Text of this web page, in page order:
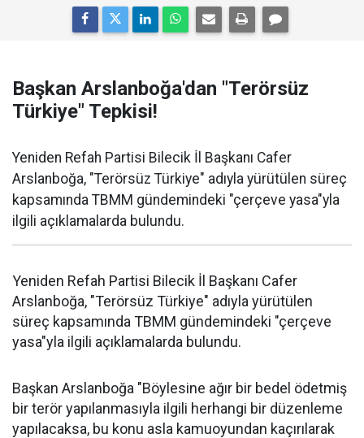
Başkan Arslanboğa'dan "Terörsüz
Türkiye" Tepkisi!
Yeniden Refah Partisi Bilecik İl Başkanı Cafer
Arslanboğa, "Terörsüz Türkiye" adıyla yürütülen süreç
kapsamında TBMM gündemindeki "çerçeve yasa"yla
ilgili açıklamalarda bulundu.
Yeniden Refah Partisi Bilecik İl Başkanı Cafer
Arslanboğa, "Terörsüz Türkiye" adıyla yürütülen
süreç kapsamında TBMM gündemindeki "çerçeve
yasa"yla ilgili açıklamalarda bulundu.
Başkan Arslanboğa "Böylesine ağır bir bedel ödetmiş
bir terör yapılanmasıyla ilgili herhangi bir düzenleme
yapılacaksa, bu konu asla kamuoyundan kaçırılarak